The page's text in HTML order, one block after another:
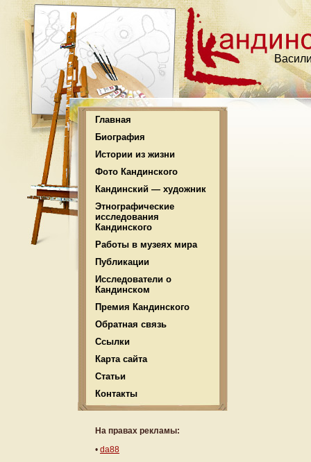
Главная
Биография
Истории из жизни
Фото Кандинского
Кандинский — художник
Этнографические
исследования
Кандинского
Работы в музеях мира
Публикации
Исследователи о
Кандинском
Премия Кандинского
Обратная связь
Ссылки
Карта сайта
Статьи
Контакты
На правах рекламы:
• da88